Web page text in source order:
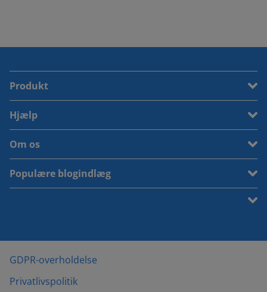
Produkt
Hjælp
Om os
Populære blogindlæg
GDPR-overholdelse
Privatlivspolitik